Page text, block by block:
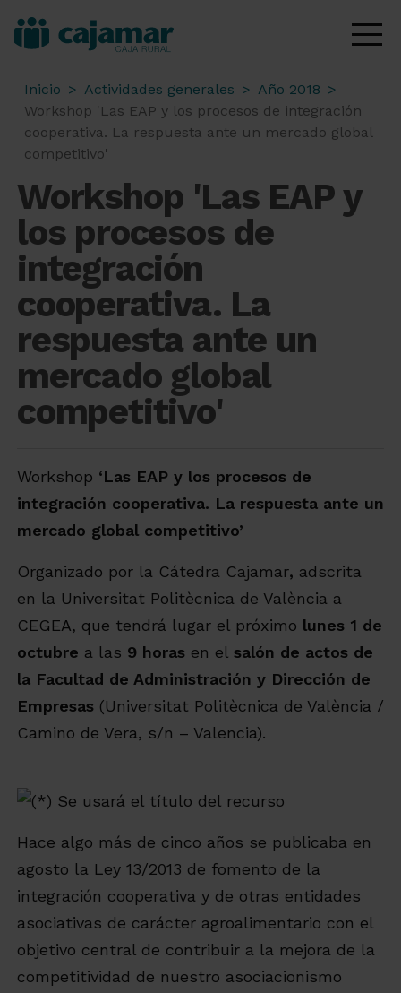
Inicio > Actividades generales > Año 2018 >
Workshop 'Las EAP y los procesos de integración
cooperativa. La respuesta ante un mercado global
competitivo'
Workshop 'Las EAP y
los procesos de
integración
cooperativa. La
respuesta ante un
mercado global
competitivo'
Workshop ‘Las EAP y los procesos de
integración cooperativa. La respuesta ante un
mercado global competitivo’
Organizado por la Cátedra Cajamar, adscrita
en la Universitat Politècnica de València a
CEGEA, que tendrá lugar el próximo lunes 1 de
octubre a las 9 horas en el salón de actos de
la Facultad de Administración y Dirección de
Empresas (Universitat Politècnica de València /
Camino de Vera, s/n – Valencia).
Hace algo más de cinco años se publicaba en
agosto la Ley 13/2013 de fomento de la
integración cooperativa y de otras entidades
asociativas de carácter agroalimentario con el
objetivo central de contribuir a la mejora de la
competitividad de nuestro asociacionismo